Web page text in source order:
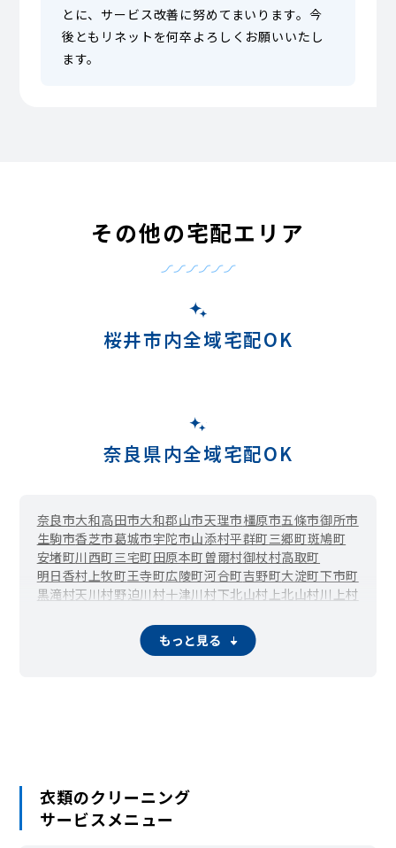
とに、サービス改善に努めてまいります。今
後ともリネットを何卒よろしくお願いいたし
ます。
その他の宅配エリア
桜井市内全域宅配OK
奈良県内全域宅配OK
奈良市大和高田市大和郡山市天理市橿原市五條市御所市
生駒市香芝市葛城市宇陀市山添村平群町三郷町斑鳩町
安堵町川西町三宅町田原本町 曽爾村御杖村高取町
明日香村 上牧町王寺町広陵町河合町吉野町大淀町下市町
黒滝村天川村野迫川村十津川村下北山村 上北山村川上村
もっと見る
衣類のクリーニング
サービスメニュー